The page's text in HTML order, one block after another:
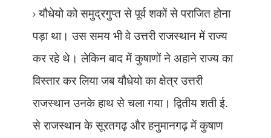
यौधेयो को समुद्रगुप्त से पूर्व शकों से पराजित होना
पड़ा था। उस समय भी वे उत्तरी राजस्थान में राज्य
कर रहे थे। लेकिन बाद में कुषाणों ने अहाने राज्य का
विस्तार कर लिया जब यौधेयो का क्षेत्र उत्तरी
राजस्थान उनके हाथ से चला गया। द्वितीय शती ई.
से राजस्थान के सूरतगढ़ और हनुमानगढ़ में कुषाण